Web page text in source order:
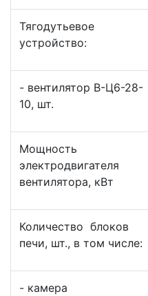
Тягодутьевое
устройство:
- вентилятор В-Ц6-28-
10, шт.
Мощность
электродвигателя
вентилятора, кВт
Количество блоков
печи, шт., в том числе:
- камера